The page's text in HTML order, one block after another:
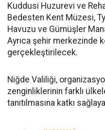
Kuddusi Huzurevi ve
Bedesten Kent Müzesi,
Havuzu ve Gümüşler
Ayrıca şehir merkezinde
gerçekleştirilecek.
Niğde Valiliği,
zenginliklerinin farklı
tanıtılmasına katkı